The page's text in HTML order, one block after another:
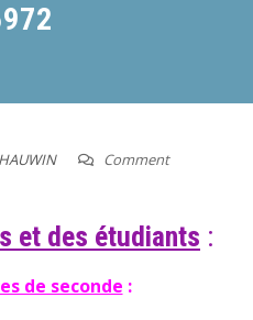
Comment
et des étudiants :
de seconde :